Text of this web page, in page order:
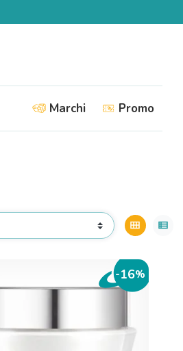
Marchi Promo
view_module view_list
-16%